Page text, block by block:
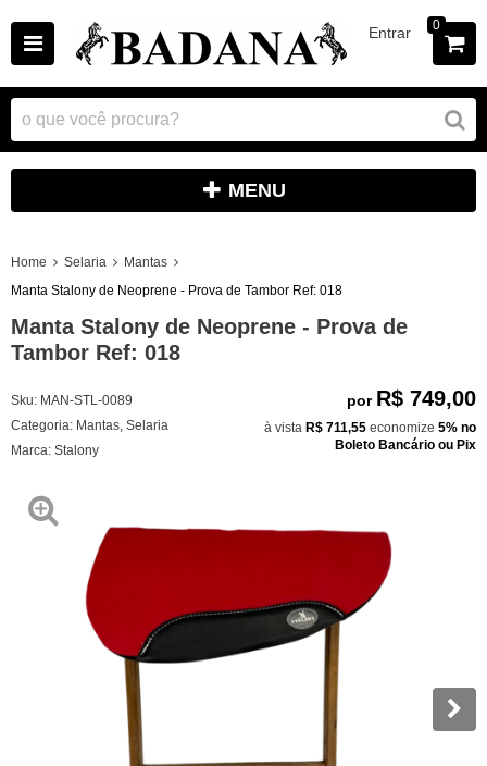
Entrar 0
MENU
Home Selaria
Mantas
Manta Stalony de Neoprene - Prova de Tambor Ref: 018
Manta Stalony de Neoprene - Prova de
Tambor Ref: 018
Sku: MAN-STL-0089
Categoria: Mantas Selaria
Marca: Stalony
por R$ 749,00
à vista R$ 711,55 economize 5% no
Boleto Bancário ou Pix